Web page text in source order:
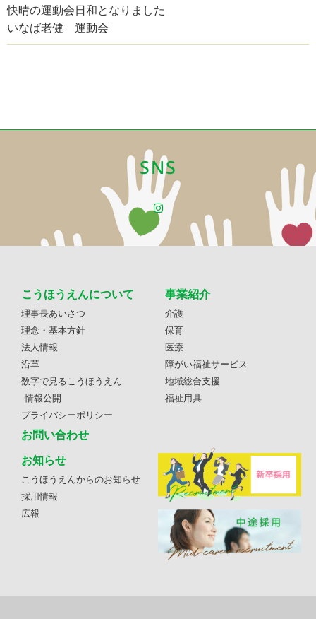
快晴の運動会日和となりました
いなば老健 運動会
SNS
こうほうえんについて
理事長あいさつ
理念・基本方針
法人情報
沿革
数字で見るこうほうえん
情報公開
プライバシーポリシー
お問い合わせ
事業紹介
介護
保育
医療
障がい福祉サービス
地域総合支援
福祉用具
お知らせ
こうほうえんからのお知らせ
採用情報
広報